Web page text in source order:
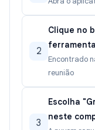
2
Clique no
Encontrado
reunião
3
Escolha
neste